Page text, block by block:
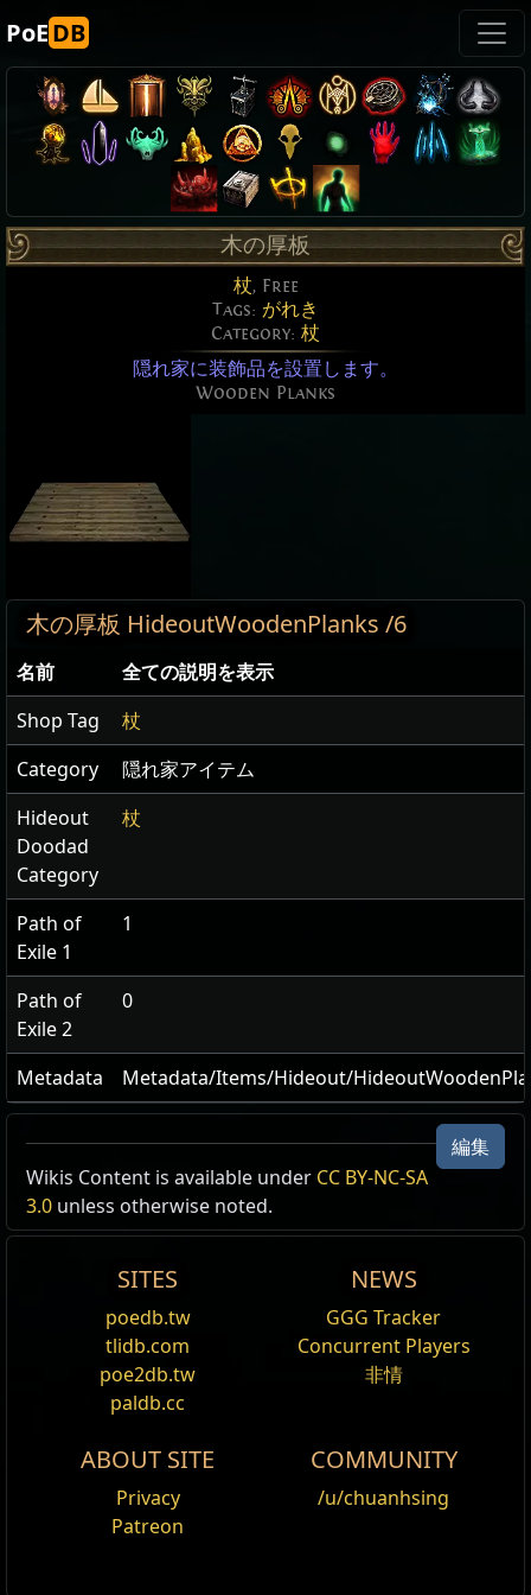
PoEDB
木の厚板
杖, Free
Tags: がれき
Category: 杖
隠れ家に装飾品を設置します。
Wooden Planks
木の厚板 HideoutWoodenPlanks /6
名前
全ての説明を表示
Shop Tag
杖
Category
隠れ家アイテム
Hideout
Doodad
Category
杖
Path of
Exile 1
1
Path of
Exile 2
0
Metadata Metadata/Items/Hideout/
編集
Wikis Content is available under CC BY-NC-SA
3.0 unless otherwise noted.
SITES
poedb.tw
tlidb.com
poe2db.tw
paldb.cc
NEWS
GGG Tracker
Concurrent Players
非情
ABOUT SITE
Privacy
Patreon
COMMUNITY
/u/chuanhsing